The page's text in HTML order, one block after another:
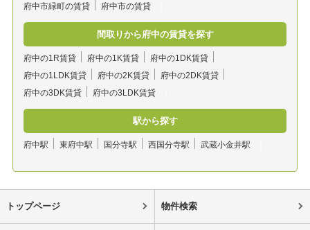
府中市緑町の賃貸
府中市の賃貸
間取りから府中の賃貸を探す
府中の1R賃貸 府中の1K賃貸
府中の1DK賃貸
府中の1LDK賃貸
府中の2K賃貸
府中の2DK賃貸
府中の3DK賃貸
府中の3LDK賃貸
駅から探す
府中駅 東府中駅 国分寺駅 西国分寺駅 武蔵小金井駅
トップページ 物件検索